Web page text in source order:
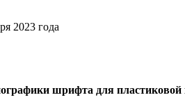
2023 года
шрифта для